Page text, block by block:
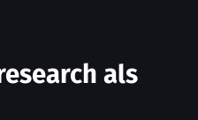
als